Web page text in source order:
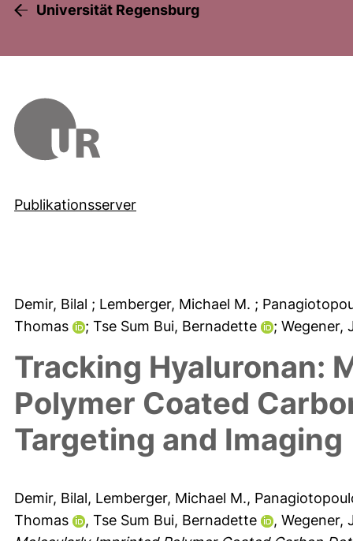
Universität Regensburg
Publikationsserver
Demir, Bilal ; Lemberger, Michael M. ;
Thomas
; Tse Sum Bui, Bernadette ; Wegener,
Tracking Hyaluronan:
Polymer Coated
Targeting and Imaging
Demir, Bilal, Lemberger, Michael M.,
Thomas
, Tse Sum Bui, Bernadette , Wegener,